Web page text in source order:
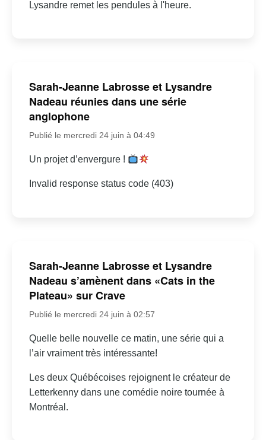
Lysandre remet les pendules à l'heure.
Sarah-Jeanne Labrosse et Lysandre
Nadeau réunies dans une série
anglophone
Publié le mercredi 24 juin à 04:49
Un projet d’envergure !
Invalid response status code (403)
Sarah-Jeanne Labrosse et Lysandre
Nadeau s’amènent dans «Cats in the
Plateau» sur Crave
Publié le mercredi 24 juin à 02:57
Quelle belle nouvelle ce matin, une série qui a
l’air vraiment très intéressante!
Les deux Québécoises rejoignent le créateur de
Letterkenny dans une comédie noire tournée à
Montréal.